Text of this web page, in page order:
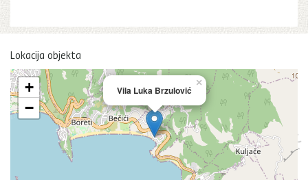
Lokacija objekta
Vila Luka Brzulović
×
+
−